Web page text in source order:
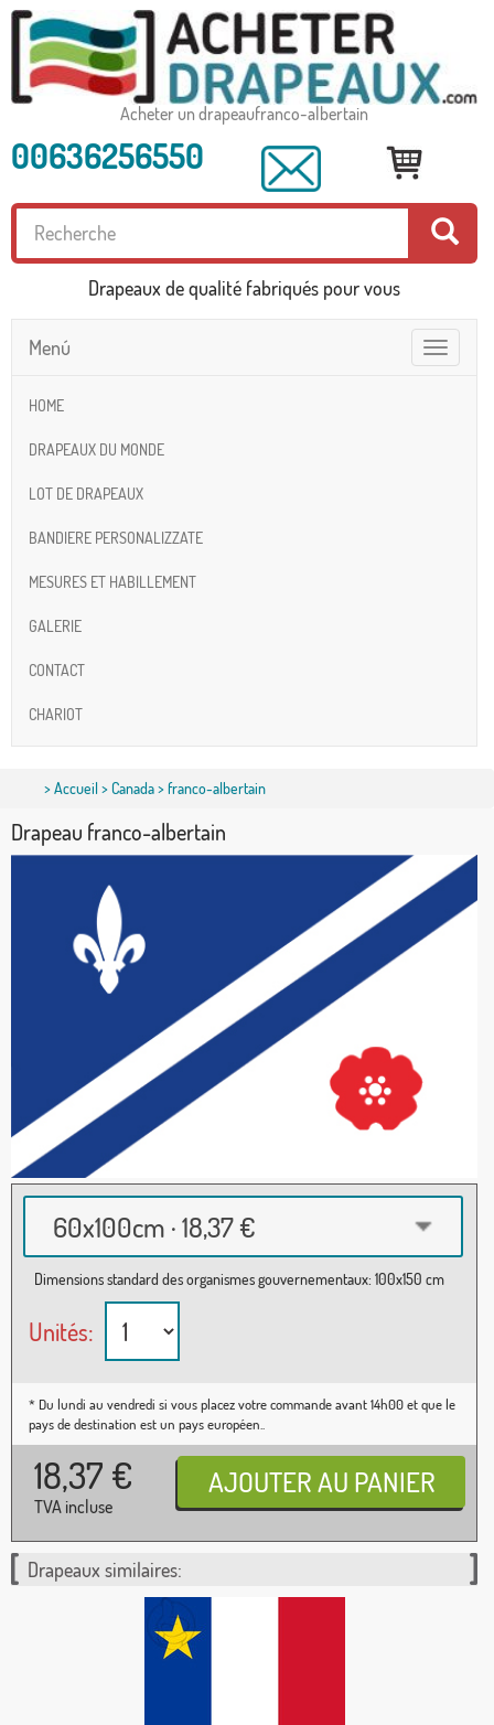
Acheter un drapeaufranco-albertain
00636256550
Drapeaux de qualité fabriqués pour vous
Toggle
navigation
Menú
HOME
DRAPEAUX DU MONDE
LOT DE DRAPEAUX
BANDIERE PERSONALIZZATE
MESURES ET HABILLEMENT
GALERIE
CONTACT
CHARIOT
>Accueil>Canada> franco-albertain
Drapeau franco-albertain
60x100cm · 18,37 €
Dimensions standard des organismes gouvernementaux: 100x150 cm
Unités:
* Du lundi au vendredi si vous placez votre commande avant 14h00 et que le
pays de destination est un pays européen..
18,37 €
TVA incluse
Drapeaux similaires: